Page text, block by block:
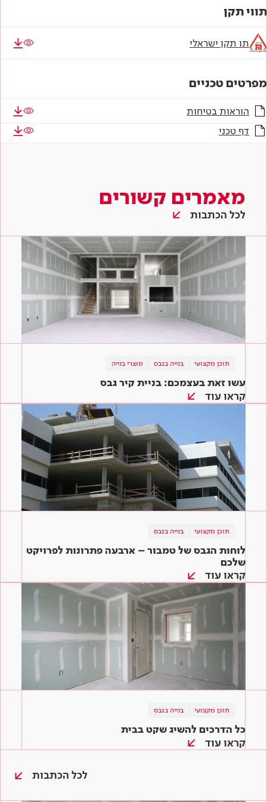
תווי תקן
תו תקן ישראלי
מפרטים טכניים
הוראות בטיחות
דף טכני
מאמרים קשורים
לכל הכתבות
תוכן מקצועי בנייה בגבס מוצרי בנייה
עשו זאת בעצמכם: בניית קיר גבס
קראו עוד
תוכן מקצועי בנייה בגבס
לוחות הגבס של טמבור – ארבעה פתרונות לפרויקט
שלכם
קראו עוד
תוכן מקצועי בנייה בגבס
כל הדרכים להשיג שקט בבית
קראו עוד
לכל הכתבות